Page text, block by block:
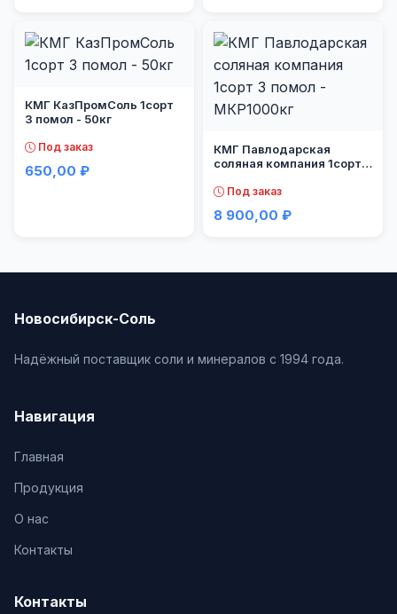
КМГ КазПромСоль 1сорт
3 помол - 50кг
Под заказ
650,00 ₽
КМГ Павлодарская
соляная компания 1сорт 3
Под заказ
8 900,00 ₽
Новосибирск-Соль
Надёжный поставщик соли и минералов с 1994 года.
Навигация
Главная
Продукция
О нас
Контакты
Контакты